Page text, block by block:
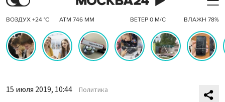
ВОЗДУХ +24 °C АТМ 746 ММ ВЕТЕР 0 М/С ВЛАЖН 78%
15 июля 2019, 10:44 Политика